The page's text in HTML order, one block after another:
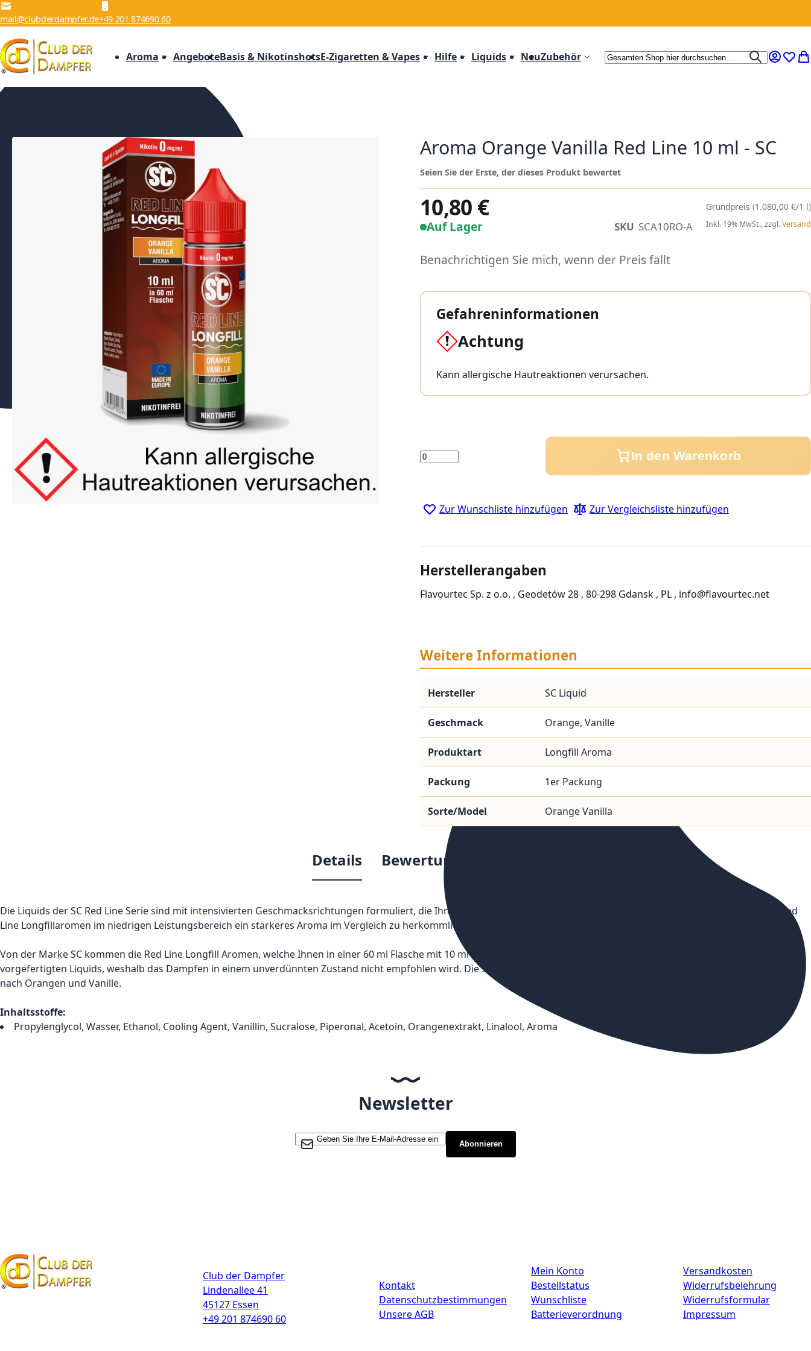
Zum Inhalt springen
mail@clubderdampfer.de+49 201 874690 60
Aroma AngeboteBasis & NikotinshotsE-Zigaretten & Vapes Hilfe Liquids NeuZubehör Suche
Suche
Mein
Aroma Orange Vanilla Red Line 10 ml - SC
Auf Lager SKU SCA10RO-A
Seien Sie der Erste, der dieses Produkt bewertet
10,80 € (1.080,00 €/1 l)
Inkl. 19% MwSt., zzgl.Versand
Benachrichtigen Sie mich, wenn der Preis fällt
Gefahreninformationen
Achtung
Kann allergische Hautreaktionen verursachen.
Menge In den Warenkorb
Zur Wunschliste hinzufügen Zur Vergleichsliste hinzufügen
Herstellerangaben
Flavourtec Sp. z o.o. , Geodetów 28 , 80-298 Gdansk , PL , info@flavourtec.net
Weitere Informationen
Hersteller SC Liquid
Geschmack Orange, Vanille
Produktart Longfill Aroma
Packung 1er Packung
Sorte/Model Orange Vanilla
Details
Die Liquids der SC Red Line Serie sind mit intensivierten Geschmacksrichtungen formuliert, die Ihnen bereits von Einweg-E-Zigaretten bekannt sind. Dadurch bieten die SC Red
Line Longfillaromen im niedrigen Leistungsbereich ein stärkeres Aroma im Vergleich zu herkömmlichen Liquids.
Von der Marke SC kommen die Red Line Longfill Aromen, welche Ihnen in einer 60 ml Flasche mit 10 ml Inhalt geliefert werden. Die Aromen sind höher konzentriert als die
vorgefertigten Liquids, weshalb das Dampfen in einem unverdünnten Zustand nicht empfohlen wird. Die Sorte Orange Vanilla schmeckt beim Verdampfen mit einer E-Zigarette
nach Orangen und Vanille.
Inhaltsstoffe:
Propylenglycol, Wasser, Ethanol, Cooling Agent, Vanillin, Sucralose, Piperonal, Acetoin, Orangenextrakt, Linalool, Aroma
Bewertungen
Newsletter
Melden Sie sich für unseren Newsletter an:
Abonnieren
Club der Dampfer
Lindenallee 41
45127 Essen
+49 201 874690 60
Kontakt
Datenschutzbestimmungen
Unsere AGB
Mein Konto
Bestellstatus
Wunschliste
Batterieverordnung
Versandkosten
Widerrufsbelehrung
Widerrufsformular
Impressum